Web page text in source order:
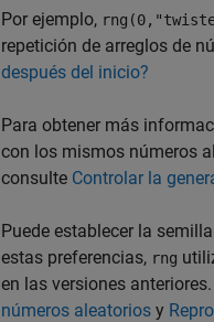
Por ejemplo,
repetición de arreglos de
después del inicio?
Para obtener más
con los mismos números
consulte Controlar la
Puede establecer la
estas preferencias, rng
en las versiones
números aleatorios y